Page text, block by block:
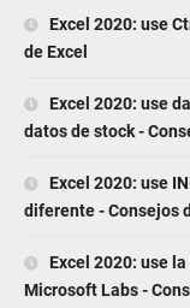
Excel 2020: use
de Excel
Excel 2020: use
datos de stock -
Excel 2020: use
diferente - Consejos
Excel 2020: use
Microsoft Labs -